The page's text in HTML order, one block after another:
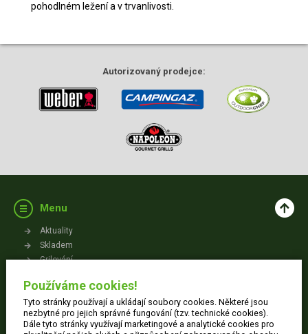
pohodlném ležení a v trvanlivosti.
Autorizovaný prodejce:
Menu
Aktuality
Skladem
Grilování
Kontakt
Vše o nákupu
Používáme cookies!
Tyto stránky používají a ukládají soubory cookies. Některé jsou
nezbytné pro jejich správné fungování (tzv. technické cookies).
Dále tyto stránky využívají marketingové a analytické cookies pro